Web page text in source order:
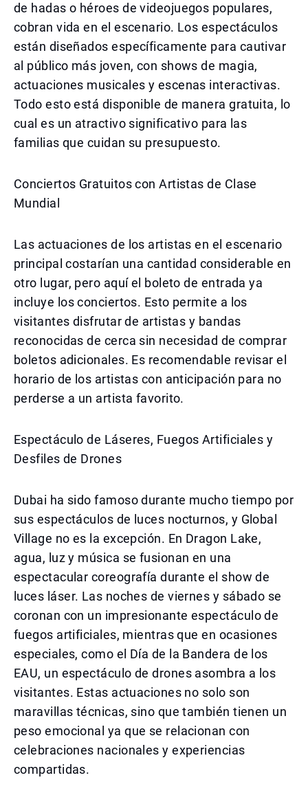
de hadas o héroes de videojuegos populares,
cobran vida en el escenario. Los espectáculos
están diseñados específicamente para cautivar
al público más joven, con shows de magia,
actuaciones musicales y escenas interactivas.
Todo esto está disponible de manera gratuita, lo
cual es un atractivo significativo para las
familias que cuidan su presupuesto.
Conciertos Gratuitos con Artistas de Clase
Mundial
Las actuaciones de los artistas en el escenario
principal costarían una cantidad considerable en
otro lugar, pero aquí el boleto de entrada ya
incluye los conciertos. Esto permite a los
visitantes disfrutar de artistas y bandas
reconocidas de cerca sin necesidad de comprar
boletos adicionales. Es recomendable revisar el
horario de los artistas con anticipación para no
perderse a un artista favorito.
Espectáculo de Láseres, Fuegos Artificiales y
Desfiles de Drones
Dubai ha sido famoso durante mucho tiempo por
sus espectáculos de luces nocturnos, y Global
Village no es la excepción. En Dragon Lake,
agua, luz y música se fusionan en una
espectacular coreografía durante el show de
luces láser. Las noches de viernes y sábado se
coronan con un impresionante espectáculo de
fuegos artificiales, mientras que en ocasiones
especiales, como el Día de la Bandera de los
EAU, un espectáculo de drones asombra a los
visitantes. Estas actuaciones no solo son
maravillas técnicas, sino que también tienen un
peso emocional ya que se relacionan con
celebraciones nacionales y experiencias
compartidas.